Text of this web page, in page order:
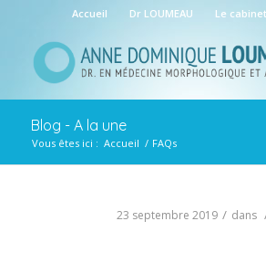
Accueil Dr LOUMEAU Le cabinet
Blog - A la une
Vous êtes ici : Accueil / FAQs
23 septembre 2019 / dans